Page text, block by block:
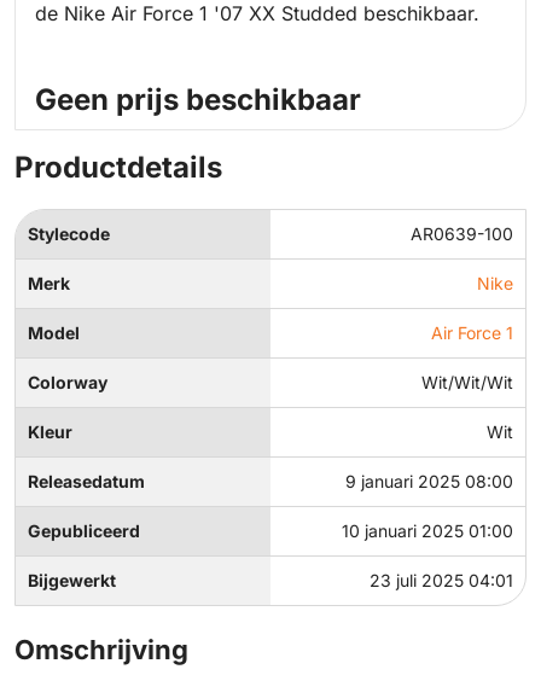
de Nike Air Force 1 '07 XX Studded beschikbaar.
Geen prijs beschikbaar
Productdetails
Stylecode AR0639-100
Merk Nike
Model Air Force 1
Colorway Wit/Wit/Wit
Kleur Wit
Releasedatum 9 januari 2025 08:00
Gepubliceerd 10 januari 2025 01:00
Bijgewerkt 23 juli 2025 04:01
Omschrijving